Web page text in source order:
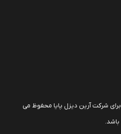
شرکت آرین دیزل پایا محفوظ می
باشد.